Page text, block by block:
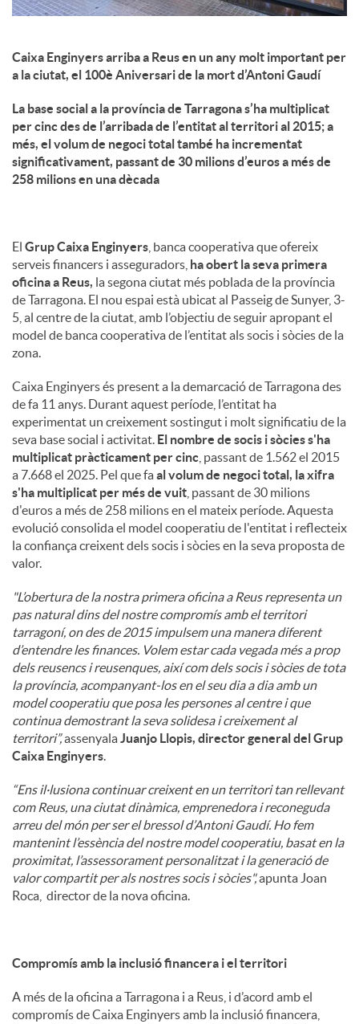
Caixa Enginyers arriba a Reus en un any molt important per
a la ciutat, el 100è Aniversari de la mort d’Antoni Gaudí
La base social a la província de Tarragona s’ha multiplicat
per cinc des de l’arribada de l’entitat al territori al 2015; a
més, el volum de negoci total també ha incrementat
significativament, passant de 30 milions d’euros a més de
258 milions en una dècada
El Grup Caixa Enginyers , banca cooperativa que ofereix
serveis financers i asseguradors, ha obert la seva primera
oficina a Reus, la segona ciutat més poblada de la província
de Tarragona. El nou espai està ubicat al Passeig de Sunyer, 3-
5, al centre de la ciutat, amb l’objectiu de seguir apropant el
model de banca cooperativa de l’entitat als socis i sòcies de la
zona.
Caixa Enginyers és present a la demarcació de Tarragona des
de fa 11 anys. Durant aquest període, l’entitat ha
experimentat un creixement sostingut i molt significatiu de la
seva base social i activitat. El nombre de socis i sòcies s'ha
multiplicat pràcticament per cinc , passant de 1.562 el 2015
a 7.668 el 2025. Pel que faal volum de negoci total, la xifra
s'ha multiplicat per més de vuit , passant de 30 milions
d'euros a més de 258 milions en el mateix període. Aquesta
evolució consolida el model cooperatiu de l'entitat i reflecteix
la confiança creixent dels socis i sòcies en la seva proposta de
valor.
"L’obertura de la nostra primera oficina a Reus representa un
pas natural dins del nostre compromís amb el territori
tarragoní, on des de 2015 impulsem una manera diferent
d’entendre les finances. Volem estar cada vegada més a prop
dels reusencs i reusenques, així com dels socis i sòcies de tota
la província, acompanyant-los en el seu dia a dia amb un
model cooperatiu que posa les persones al centre i que
continua demostrant la seva solidesa i creixement al
territori”,assenyalaJuanjo Llopis, director general del Grup
Caixa Enginyers.
“Ens il·lusiona continuar creixent en un territori tan rellevant
com Reus, una ciutat dinàmica, emprenedora i reconeguda
arreu del món per ser el bressol d’Antoni Gaudí. Ho fem
mantenint l’essència del nostre model cooperatiu, basat en la
proximitat, l’assessorament personalitzat i la generació de
valor compartit per als nostres socis i sòcies",apunta Joan
Roca, director de la nova oficina.
Compromís amb la inclusió financera i el territori
A més de la oficina a Tarragona i a Reus, i d’acord amb el
compromís de Caixa Enginyers amb la inclusió financera,